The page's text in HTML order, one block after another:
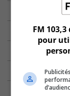
FM
pour